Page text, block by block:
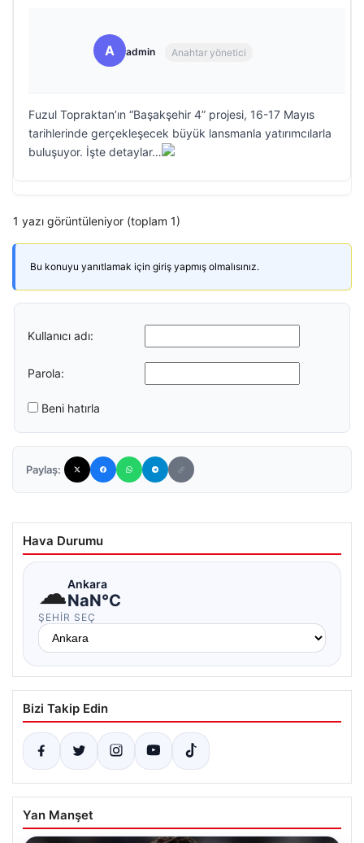
A admin Anahtar yönetici
Fuzul Topraktan’ın “Başakşehir 4” projesi, 16-17 Mayıs
tarihlerinde gerçekleşecek büyük lansmanla yatırımcılarla
buluşuyor. İşte detaylar…
1 yazı görüntüleniyor (toplam 1)
Bu konuyu yanıtlamak için giriş yapmış olmalısınız.
Kullanıcı adı:
Parola:
Beni hatırla
Paylaş:
Hava Durumu
☁Ankara
NaN°C
ŞEHIR SEÇ
Bizi Takip Edin
Yan Manşet